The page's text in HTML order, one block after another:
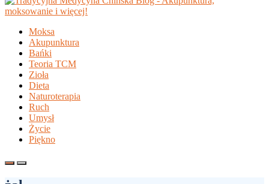
Moksa
Akupunktura
Bańki
Teoria TCM
Zioła
Dieta
Naturoterapia
Ruch
Umysł
Życie
Piękno